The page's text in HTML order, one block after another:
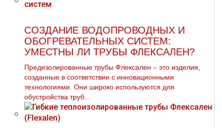
СОЗДАНИЕ ВОДОПРОВОДНЫХ И
ОБОГРЕВАТЕЛЬНЫХ СИСТЕМ:
УМЕСТНЫ ЛИ ТРУБЫ ФЛЕКСАЛЕН?
Предизолированные трубы Флексален – это изделия,
созданные в соответствии с инновационными
технологиями. Они широко используются для
обустройства труб...